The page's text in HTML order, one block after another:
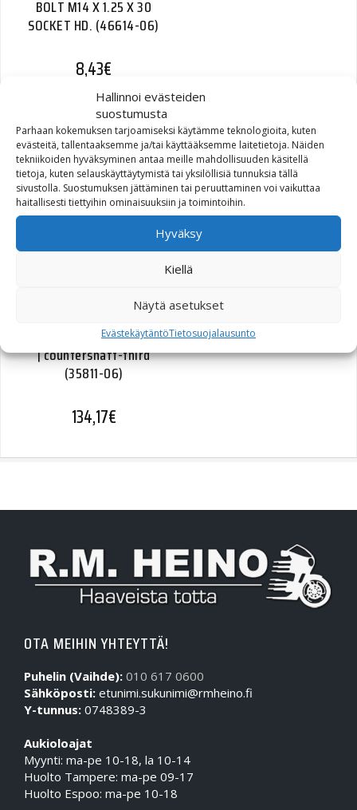
Hallinnoi evästeiden
suostumusta
Parhaan kokemuksen tarjoamiseksi käytämme teknologioita, kuten
evästeitä, tallentaaksemme ja/tai käyttääksemme laitetietoja. Näiden
tekniikoiden hyväksyminen antaa meille mahdollisuuden käsitellä
tietoja, kuten selauskäyttäytymistä tai yksilöllisiä tunnuksia tällä
sivustolla. Suostumuksen jättäminen tai peruuttaminen voi vaikuttaa
haitallisesti tiettyihin ominaisuuksiin ja toimintoihin.
Hyväksy
Kiellä
Näytä asetukset
EvästekäytäntöTietosuojalausunto
BOLT M14 X 1.25 X 30
SOCKET HD. (46614-06)
8,43€
KIT,BRTHR,EXTREME
ELEMENT,BLACK
(29400357)
GEAR, COUNTERSHAFT, 3RD
| countershaft-third
(35811-06)
134,17€
OTA MEIHIN YHTEYTTÄ!
Puhelin (Vaihde): 010 617 0600
Sähköposti: etunimi.sukunimi@rmheino.fi
Y-tunnus: 0748389-3
Aukioloajat
Myynti: ma-pe 10-18, la 10-14
Huolto Tampere: ma-pe 09-17
Huolto Espoo: ma-pe 10-18